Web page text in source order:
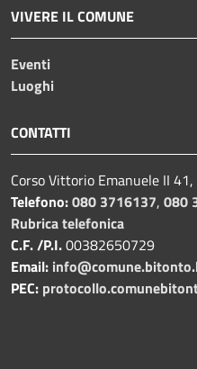
VIVERE IL COMUNE
Eventi
Luoghi
CONTATTI
Corso Vittorio Emanuele II
Telefono:080 3716137, 080
Rubrica telefonica
C.F. /P.I.00382650729
Email:
PEC: